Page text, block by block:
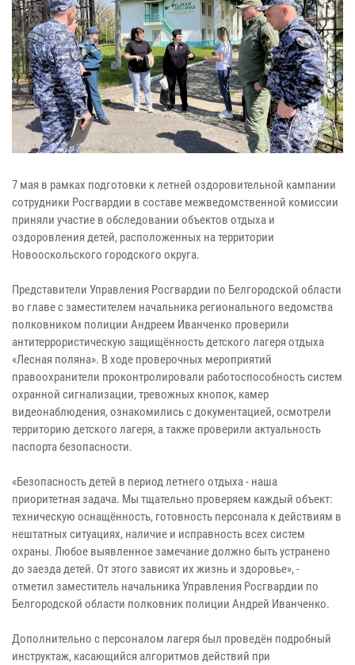
7 мая в рамках подготовки к летней оздоровительной кампании
сотрудники Росгвардии в составе межведомственной комиссии
приняли участие в обследовании объектов отдыха и
оздоровления детей, расположенных на территории
Новооскольского городского округа.
Представители Управления Росгвардии по Белгородской области
во главе с заместителем начальника регионального ведомства
полковником полиции Андреем Иванченко проверили
антитеррористическую защищённость детского лагеря отдыха
«Лесная поляна». В ходе проверочных мероприятий
правоохранители проконтролировали работоспособность систем
охранной сигнализации, тревожных кнопок, камер
видеонаблюдения, ознакомились с документацией, осмотрели
территорию детского лагеря, а также проверили актуальность
паспорта безопасности.
«Безопасность детей в период летнего отдыха - наша
приоритетная задача. Мы тщательно проверяем каждый объект:
техническую оснащённость, готовность персонала к действиям в
нештатных ситуациях, наличие и исправность всех систем
охраны. Любое выявленное замечание должно быть устранено
до заезда детей. От этого зависят их жизнь и здоровье», -
отметил заместитель начальника Управления Росгвардии по
Белгородской области полковник полиции Андрей Иванченко.
Дополнительно с персоналом лагеря был проведён подробный
инструктаж, касающийся алгоритмов действий при